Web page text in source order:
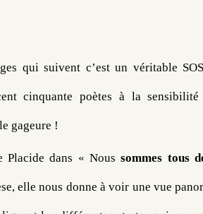
qui suivent c’est un véritable
cinquante poètes à la
gageure !
Placide dans « Nous sommes tous
elle nous donne à voir une vue